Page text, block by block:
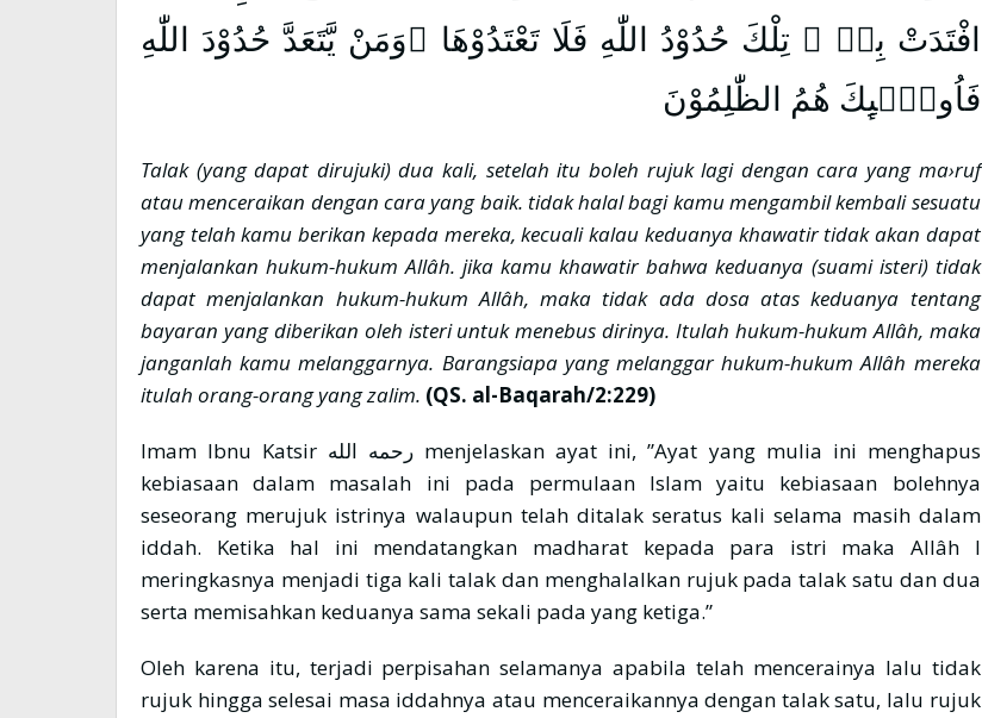
افْتَدَتْ بِهٖ ۗ تِلْكَ حُدُوْدُ اللّٰهِ فَلَا تَعْتَدُوْهَا ۚوَمَنْ يَّتَعَدَّ حُدُوْدَ اللّٰهِ
فَاُولٰۤىِٕكَ هُمُ الظّٰلِمُوْنَ
Talak (yang dapat dirujuki) dua kali, setelah itu boleh rujuk lagi dengan cara yang ma›ruf
atau menceraikan dengan cara yang baik. tidak halal bagi kamu mengambil kembali sesuatu
yang telah kamu berikan kepada mereka, kecuali kalau keduanya khawatir tidak akan dapat
menjalankan hukum-hukum Allâh. jika kamu khawatir bahwa keduanya (suami isteri) tidak
dapat menjalankan hukum-hukum Allâh, maka tidak ada dosa atas keduanya tentang
bayaran yang diberikan oleh isteri untuk menebus dirinya. Itulah hukum-hukum Allâh, maka
janganlah kamu melanggarnya. Barangsiapa yang melanggar hukum-hukum Allâh mereka
itulah orang-orang yang zalim. (QS. al-Baqarah/2:229)
Imam Ibnu Katsir رحمه الله menjelaskan ayat ini, ”Ayat yang mulia ini menghapus
kebiasaan dalam masalah ini pada permulaan Islam yaitu kebiasaan bolehnya
seseorang merujuk istrinya walaupun telah ditalak seratus kali selama masih dalam
iddah. Ketika hal ini mendatangkan madharat kepada para istri maka Allâh l
meringkasnya menjadi tiga kali talak dan menghalalkan rujuk pada talak satu dan dua
serta memisahkan keduanya sama sekali pada yang ketiga.”
Oleh karena itu, terjadi perpisahan selamanya apabila telah mencerainya lalu tidak
rujuk hingga selesai masa iddahnya atau menceraikannya dengan talak satu, lalu rujuk